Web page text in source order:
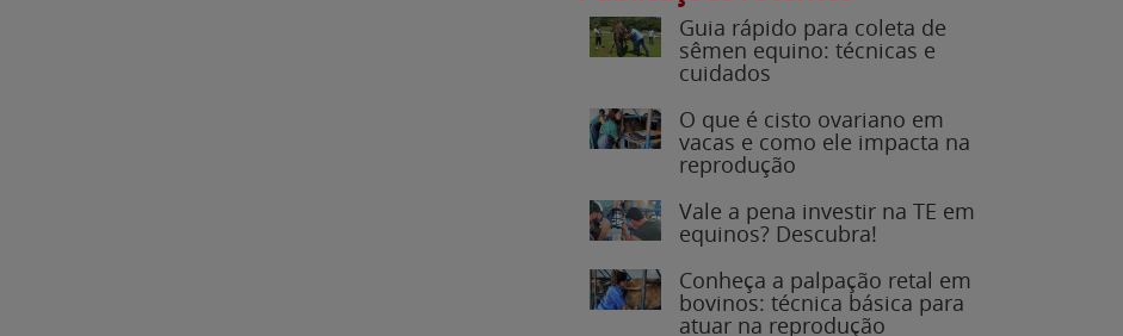
Guia rápido para coleta de
sêmen equino: técnicas e
cuidados
O que é cisto ovariano em
vacas e como ele impacta na
reprodução
Vale a pena investir na TE em
equinos? Descubra!
Conheça a palpação retal em
bovinos: técnica básica para
atuar na reprodução